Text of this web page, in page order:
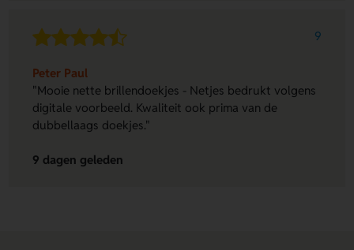
9
Peter Paul
"Mooie nette brillendoekjes - Netjes bedrukt volgens
digitale voorbeeld. Kwaliteit ook prima van de
dubbellaags doekjes."
9 dagen geleden